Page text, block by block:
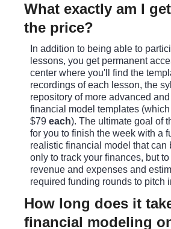
What exactly am I
the price?
In addition to being able to
lessons, you get permanent
center where you'll find the
recordings of each lesson, the
repository of more advanced
financial model templates
$79each). The ultimate goal of
for you to finish the week with a
realistic financial model that can
only to track your finances, but
revenue and expenses and
required funding rounds to pitch
How long does it
financial modeling